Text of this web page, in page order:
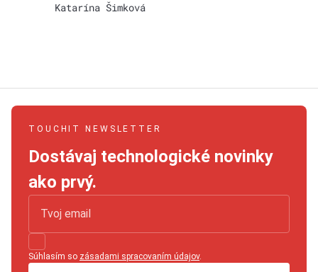
Katarína Šimková
TOUCHIT NEWSLETTER
Dostávaj technologické novinky
ako prvý.
Súhlasím so zásadami spracovaním údajov.